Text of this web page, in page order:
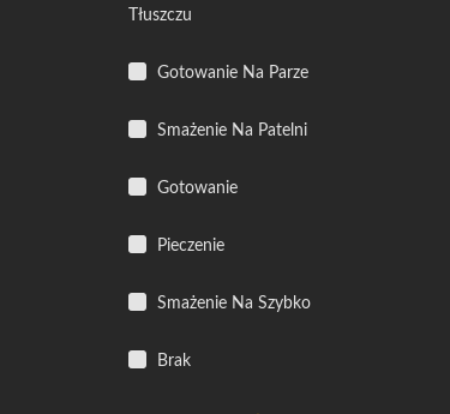
Tłuszczu
Gotowanie Na Parze
Smażenie Na Patelni
Gotowanie
Pieczenie
Smażenie Na Szybko
Brak